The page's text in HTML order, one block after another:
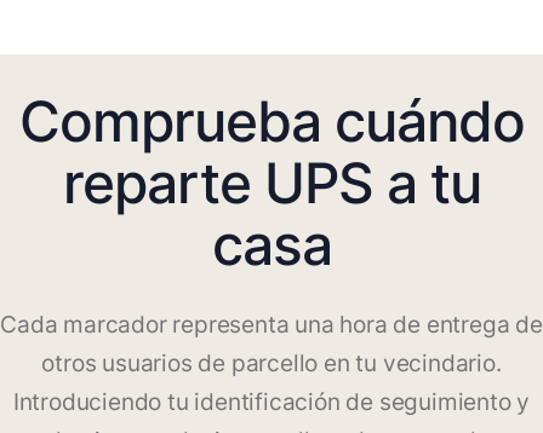
Comprueba cuándo
reparte UPS a tu
casa
Cada marcador representa una hora de entrega de
otros usuarios de parcello en tu vecindario.
Introduciendo tu identificación de seguimiento y